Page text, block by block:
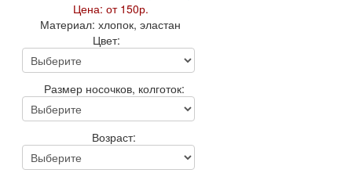
Цена: от 150р.
Материал: хлопок, эластан
Цвет:
Размер носочков, колготок:
Возраст: